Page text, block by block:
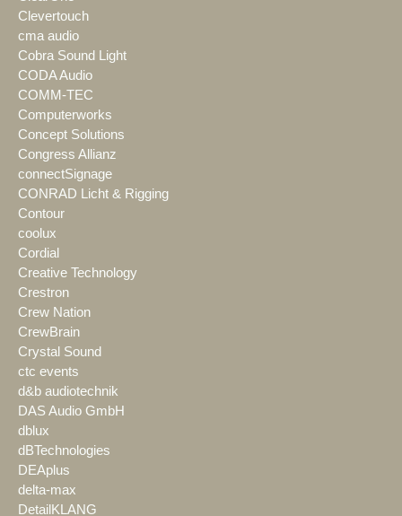
Clevertouch
cma audio
Cobra Sound Light
CODA Audio
COMM-TEC
Computerworks
Concept Solutions
Congress Allianz
connectSignage
CONRAD Licht & Rigging
Contour
coolux
Cordial
Creative Technology
Crestron
Crew Nation
CrewBrain
Crystal Sound
ctc events
d&b audiotechnik
DAS Audio GmbH
dblux
dBTechnologies
DEAplus
delta-max
DetailKLANG